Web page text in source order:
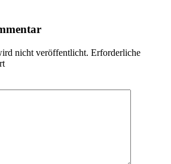
nicht veröffentlicht. Erforderliche